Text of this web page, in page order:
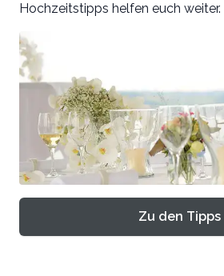
Hochzeitstipps helfen euch weiter.
Zu den Tipps